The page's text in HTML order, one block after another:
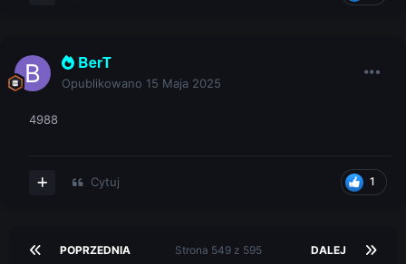
BerT
Opublikowano 15 Maja 2025
4988
1
Cytuj
POPRZEDNIA DALEJ
Strona 549 z 595